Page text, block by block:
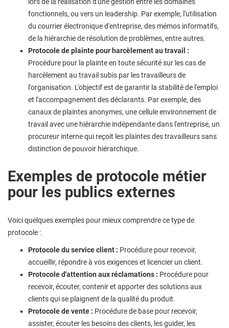
fonctionnels, ou vers un leadership. Par exemple, l'utilisation
du courrier électronique d'entreprise, des mémos informatifs,
de la hiérarchie de résolution de problèmes, entre autres.
Protocole de plainte pour harcèlement au travail :
Procédure pour la plainte en toute sécurité sur les cas de
harcèlement au travail subis par les travailleurs de
l'organisation. L'objectif est de garantir la stabilité de l'emploi
et l'accompagnement des déclarants. Par exemple, des
canaux de plaintes anonymes, une cellule environnement de
travail avec une hiérarchie indépendante dans l'entreprise, un
procureur interne qui reçoit les plaintes des travailleurs sans
distinction de pouvoir hiérarchique.
Exemples de protocole métier
pour les publics externes
Voici quelques exemples pour mieux comprendre ce type de
protocole :
Protocole du service client : Procédure pour recevoir,
accueillir, répondre à vos exigences et licencier un client.
Protocole d'attention aux réclamations : Procédure pour
recevoir, écouter, contenir et apporter des solutions aux
clients qui se plaignent de la qualité du produit.
Protocole de vente : Procédure de base pour recevoir,
assister, écouter les besoins des clients, les guider, les